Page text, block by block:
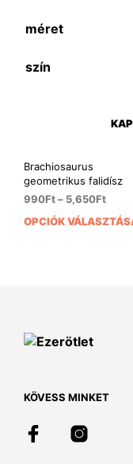
méret
szín
Brachiosaurus
geometrikus falidísz
990Ft– 5,650Ft
OPCIÓK
KÖVESS MINKET